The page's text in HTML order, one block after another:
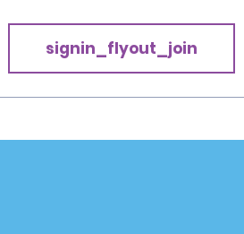
signin_flyout_join